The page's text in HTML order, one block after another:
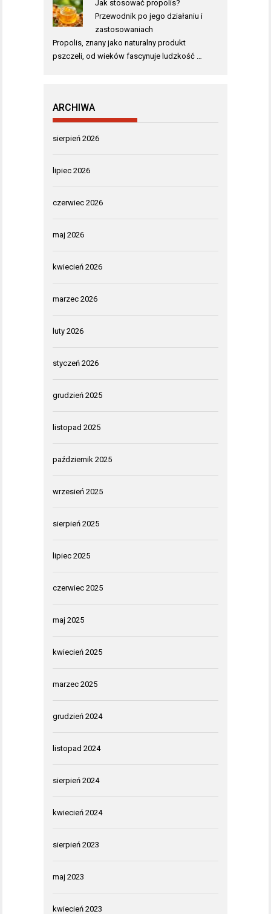
Jak stosować propolis?
Przewodnik po jego działaniu i
zastosowaniach
Propolis, znany jako naturalny produkt
pszczeli, od wieków fascynuje ludzkość …
ARCHIWA
sierpień 2026
lipiec 2026
czerwiec 2026
maj 2026
kwiecień 2026
marzec 2026
luty 2026
styczeń 2026
grudzień 2025
listopad 2025
październik 2025
wrzesień 2025
sierpień 2025
lipiec 2025
czerwiec 2025
maj 2025
kwiecień 2025
marzec 2025
grudzień 2024
listopad 2024
sierpień 2024
kwiecień 2024
sierpień 2023
maj 2023
kwiecień 2023